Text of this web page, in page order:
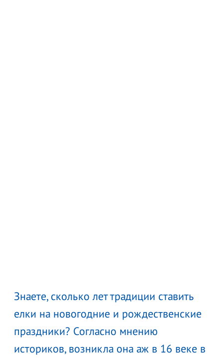
Знаете, сколько лет традиции ставить
елки на новогодние и рождественские
праздники? Согласно мнению
историков, возникла она аж в 16 веке в